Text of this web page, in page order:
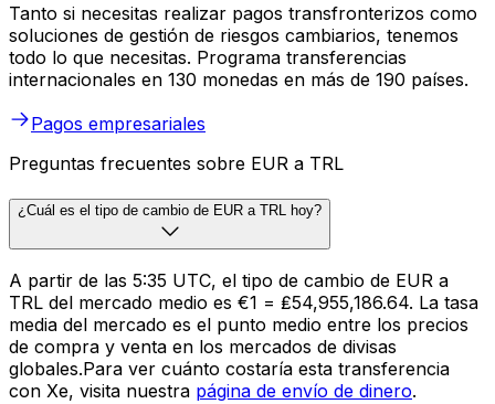
Tanto si necesitas realizar pagos transfronterizos como
soluciones de gestión de riesgos cambiarios, tenemos
todo lo que necesitas. Programa transferencias
internacionales en 130 monedas en más de 190 países.
Pagos empresariales
Preguntas frecuentes sobre EUR a TRL
¿Cuál es el tipo de cambio de EUR a TRL hoy?
A partir de las 5:35 UTC, el tipo de cambio de EUR a
TRL del mercado medio es €1 = ₤54,955,186.64. La tasa
media del mercado es el punto medio entre los precios
de compra y venta en los mercados de divisas
globales.Para ver cuánto costaría esta transferencia
con Xe, visita nuestra página de envío de dinero.